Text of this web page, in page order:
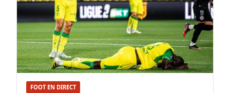
FOOT EN DIRECT